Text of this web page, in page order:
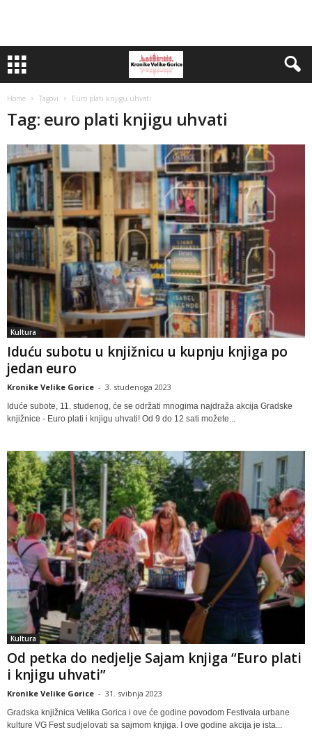
Home Tagovi Euro plati knjigu uhvati
Tag: euro plati knjigu uhvati
Kultura
Iduću subotu u knjižnicu u kupnju knjiga po
jedan euro
Kronike Velike Gorice - 3. studenoga 2023
Iduće subote, 11. studenog, će se održati mnogima najdraža akcija Gradske
knjižnice - Euro plati i knjigu uhvati! Od 9 do 12 sati možete...
Kultura
Od petka do nedjelje Sajam knjiga “Euro plati
i knjigu uhvati”
Kronike Velike Gorice - 31. svibnja 2023
Gradska knjižnica Velika Gorica i ove će godine povodom Festivala urbane
kulture VG Fest sudjelovati sa sajmom knjiga. I ove godine akcija je ista...